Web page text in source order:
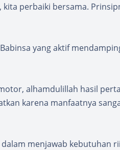
perbaiki bersama.
yang aktif
alhamdulillah hasil
karena manfaatnya
menjawab kebutuhan